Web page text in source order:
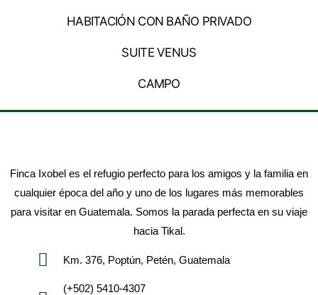
HABITACIÓN CON BAÑO PRIVADO
SUITE VENUS
CAMPO
Finca Ixobel es el refugio perfecto para los amigos y la familia en
cualquier época del año y uno de los lugares más memorables
para visitar en Guatemala. Somos la parada perfecta en su viaje
hacia Tikal.
Km. 376, Poptún, Petén, Guatemala
(+502) 5410-4307